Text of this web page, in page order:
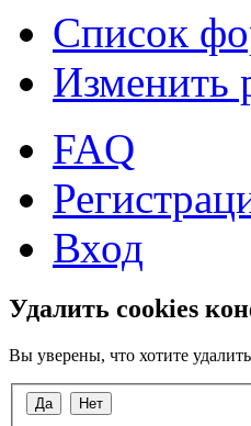
Список
Изменить
FAQ
Вход
Удалить cookies
Вы уверены, что хотите